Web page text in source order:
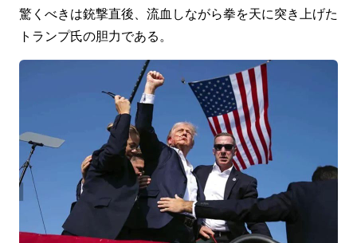
驚くべきは銃撃直後、流血しながら拳を天に突き上げた
トランプ氏の胆力である。